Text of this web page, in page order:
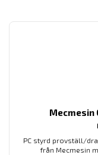
PC styrd provställ/
från Mecmesin